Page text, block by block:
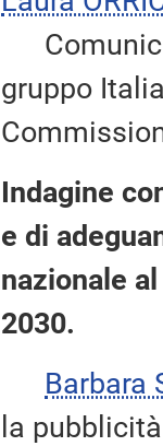
gruppo
Indagine
e di
nazionale
2030.
Barbara
la